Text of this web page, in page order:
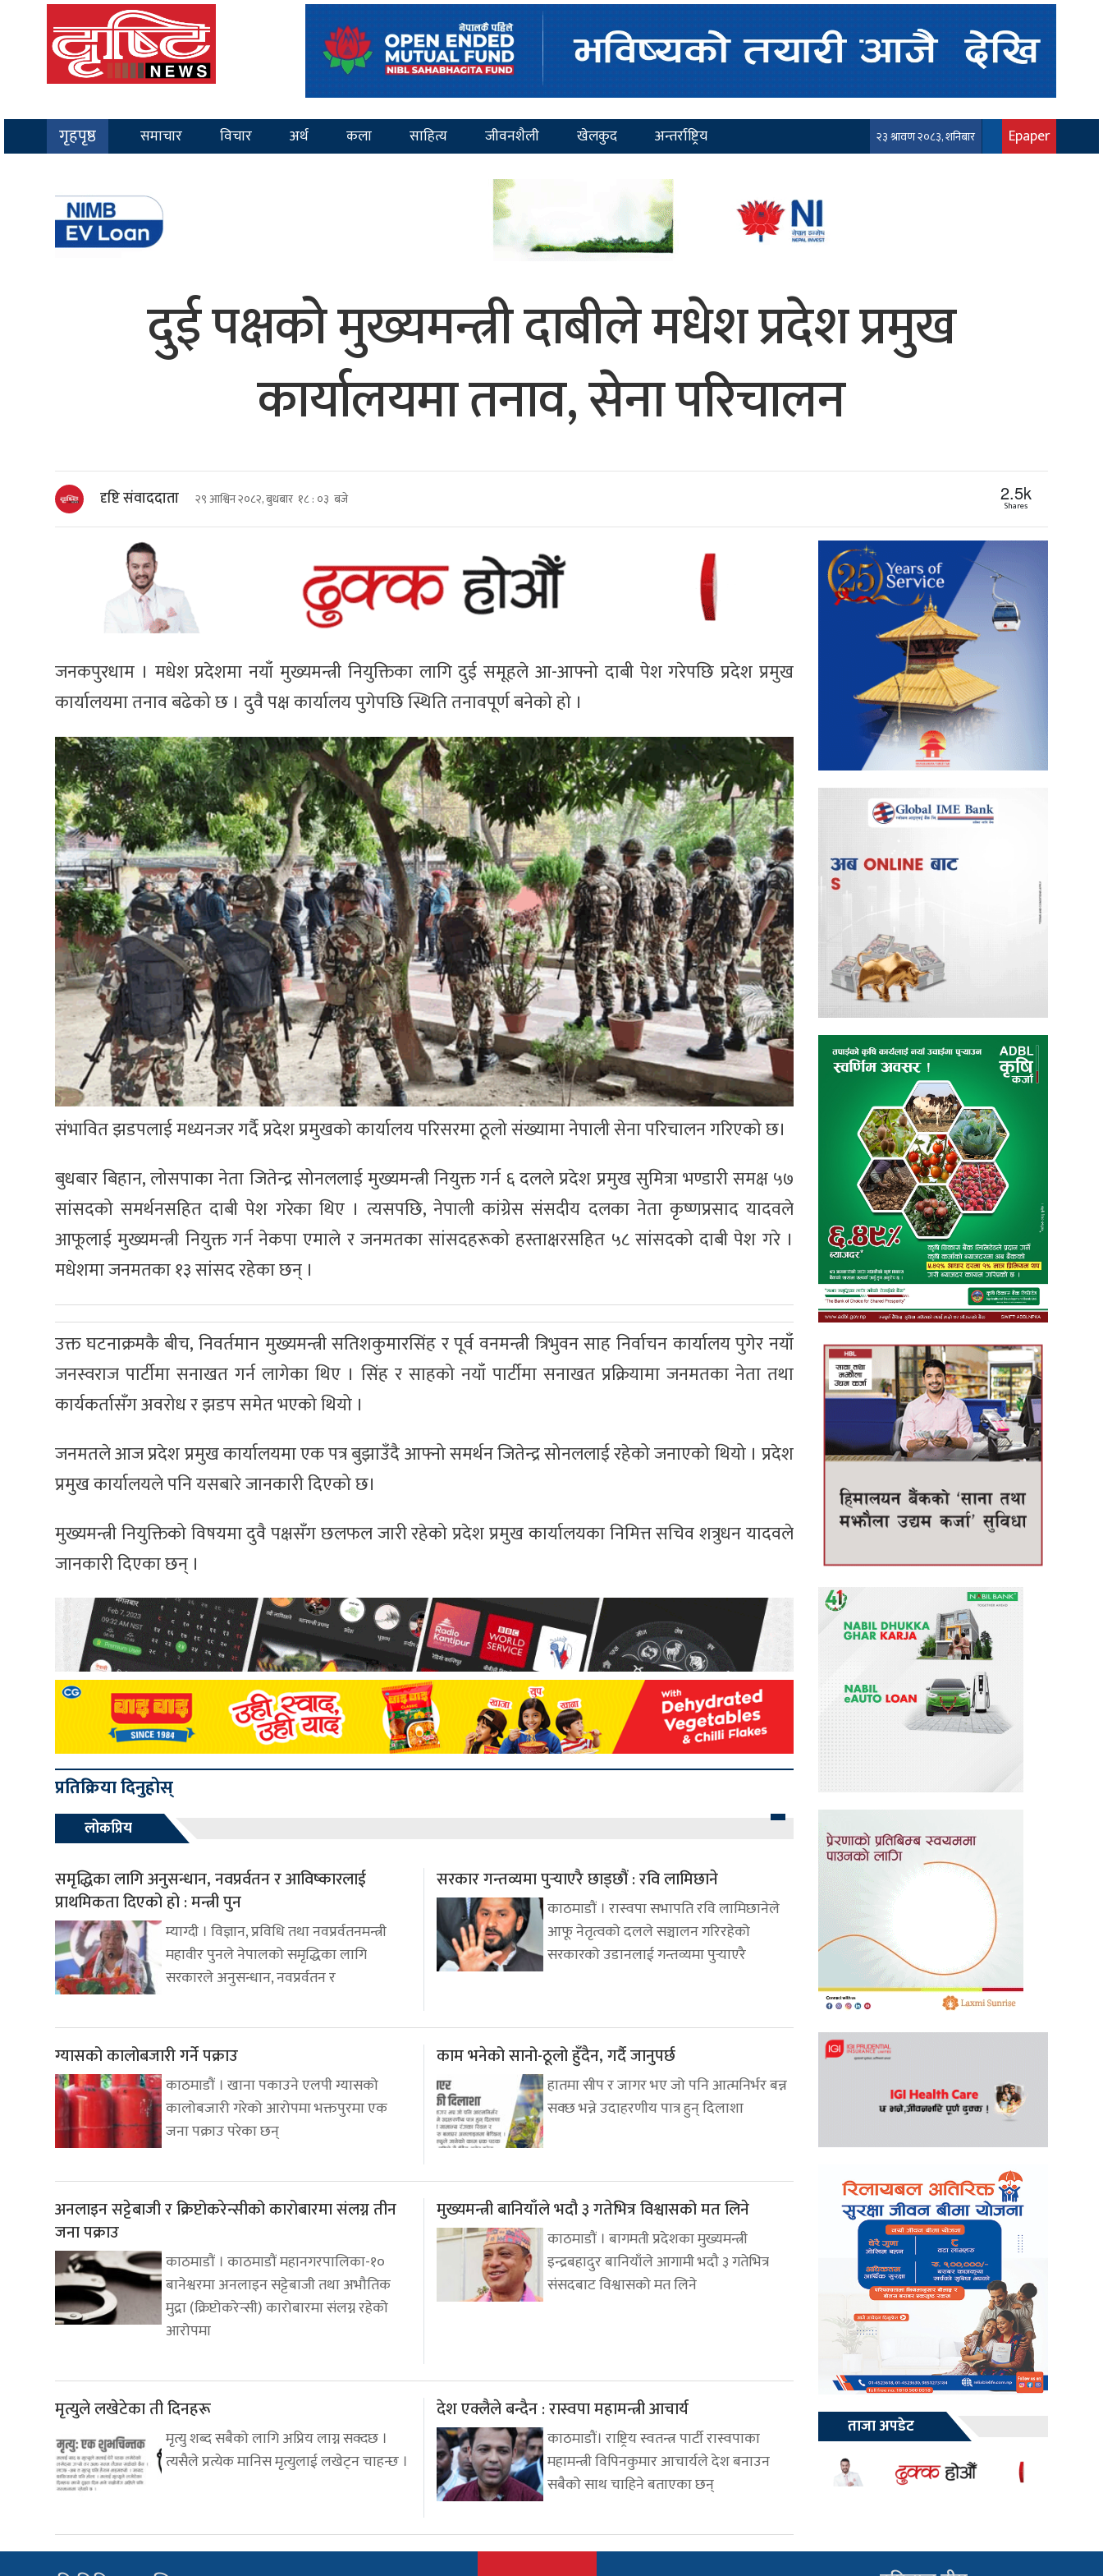
गृहपृष्ठ समाचार विचार अर्थ कला साहित्य जीवनशैली खेलकुद अन्तर्राष्ट्रिय २३ श्रावण २०८३, शनिबार Epaper
दुई पक्षको मुख्यमन्त्री दाबीले मधेश प्रदेश प्रमुख
कार्यालयमा तनाव, सेना परिचालन
दृष्टि संवाददाता २९ आश्विन २०८२, बुधबार १८ : ०३ बजे 2.5k
Shares
जनकपुरधाम । मधेश प्रदेशमा नयाँ मुख्यमन्त्री नियुक्तिका लागि दुई समूहले आ-आफ्नो दाबी पेश गरेपछि प्रदेश प्रमुख
कार्यालयमा तनाव बढेको छ । दुवै पक्ष कार्यालय पुगेपछि स्थिति तनावपूर्ण बनेको हो ।
संभावित झडपलाई मध्यनजर गर्दै प्रदेश प्रमुखको कार्यालय परिसरमा ठूलो संख्यामा नेपाली सेना परिचालन गरिएको छ।
बुधबार बिहान, लोसपाका नेता जितेन्द्र सोनललाई मुख्यमन्त्री नियुक्त गर्न ६ दलले प्रदेश प्रमुख सुमित्रा भण्डारी समक्ष ५७
सांसदको समर्थनसहित दाबी पेश गरेका थिए । त्यसपछि, नेपाली कांग्रेस संसदीय दलका नेता कृष्णप्रसाद यादवले
आफूलाई मुख्यमन्त्री नियुक्त गर्न नेकपा एमाले र जनमतका सांसदहरूको हस्ताक्षरसहित ५८ सांसदको दाबी पेश गरे ।
मधेशमा जनमतका १३ सांसद रहेका छन् ।
उक्त घटनाक्रमकै बीच, निवर्तमान मुख्यमन्त्री सतिशकुमारसिंह र पूर्व वनमन्त्री त्रिभुवन साह निर्वाचन कार्यालय पुगेर नयाँ
जनस्वराज पार्टीमा सनाखत गर्न लागेका थिए । सिंह र साहको नयाँ पार्टीमा सनाखत प्रक्रियामा जनमतका नेता तथा
कार्यकर्तासँग अवरोध र झडप समेत भएको थियो ।
जनमतले आज प्रदेश प्रमुख कार्यालयमा एक पत्र बुझाउँदै आफ्नो समर्थन जितेन्द्र सोनललाई रहेको जनाएको थियो । प्रदेश
प्रमुख कार्यालयले पनि यसबारे जानकारी दिएको छ।
मुख्यमन्त्री नियुक्तिको विषयमा दुवै पक्षसँग छलफल जारी रहेको प्रदेश प्रमुख कार्यालयका निमित्त सचिव शत्रुधन यादवले
जानकारी दिएका छन् ।
प्रतिक्रिया दिनुहोस्
लोकप्रिय
समृद्धिका लागि अनुसन्धान, नवप्रर्वतन र आविष्कारलाई
प्राथमिकता दिएको हो : मन्त्री पुन
म्याग्दी । विज्ञान, प्रविधि तथा नवप्रर्वतनमन्त्री
महावीर पुनले नेपालको समृद्धिका लागि
सरकारले अनुसन्धान, नवप्रर्वतन र
सरकार गन्तव्यमा पुर्‍याएरै छाड्छौं : रवि लामिछाने
काठमाडौं । रास्वपा सभापति रवि लामिछानेले
आफू नेतृत्वको दलले सञ्चालन गरिरहेको
सरकारको उडानलाई गन्तव्यमा पुर्‍याएरै
ग्यासको कालोबजारी गर्ने पक्राउ
काठमाडौं । खाना पकाउने एलपी ग्यासको
कालोबजारी गरेको आरोपमा भक्तपुरमा एक
जना पक्राउ परेका छन्
काम भनेको सानो-ठूलो हुँदैन, गर्दै जानुपर्छ
हातमा सीप र जागर भए जो पनि आत्मनिर्भर बन्न
सक्छ भन्ने उदाहरणीय पात्र हुन् दिलाशा
अनलाइन सट्टेबाजी र क्रिप्टोकरेन्सीको कारोबारमा संलग्न तीन
जना पक्राउ
काठमाडौं । काठमाडौं महानगरपालिका-१०
बानेश्वरमा अनलाइन सट्टेबाजी तथा अभौतिक
मुद्रा (क्रिप्टोकरेन्सी) कारोबारमा संलग्न रहेको
आरोपमा
मुख्यमन्त्री बानियाँले भदौ ३ गतेभित्र विश्वासको मत लिने
काठमाडौं । बागमती प्रदेशका मुख्यमन्त्री
इन्द्रबहादुर बानियाँले आगामी भदौ ३ गतेभित्र
संसदबाट विश्वासको मत लिने
मृत्युले लखेटेका ती दिनहरू
मृत्यु शब्द सबैको लागि अप्रिय लाग्न सक्दछ ।
त्यसैले प्रत्येक मानिस मृत्युलाई लखेट्न चाहन्छ ।
देश एक्लैले बन्दैन : रास्वपा महामन्त्री आचार्य
काठमाडौं। राष्ट्रिय स्वतन्त्र पार्टी रास्वपाका
महामन्त्री विपिनकुमार आचार्यले देश बनाउन
सबैको साथ चाहिने बताएका छन्
ताजा अपडेट